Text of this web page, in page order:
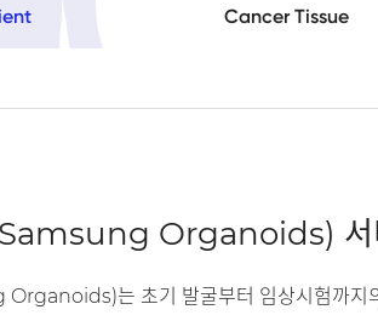
Cancer Tissue
Organoids) 서
는 초기 발굴부터 임상시험까지